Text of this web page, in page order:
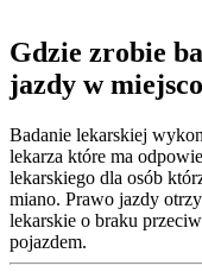
Gdzie zrobie
jazdy w
Badanie lekarskiej
lekarza które ma
lekarskiego dla osób
miano. Prawo jazdy
lekarskie o braku
pojazdem.